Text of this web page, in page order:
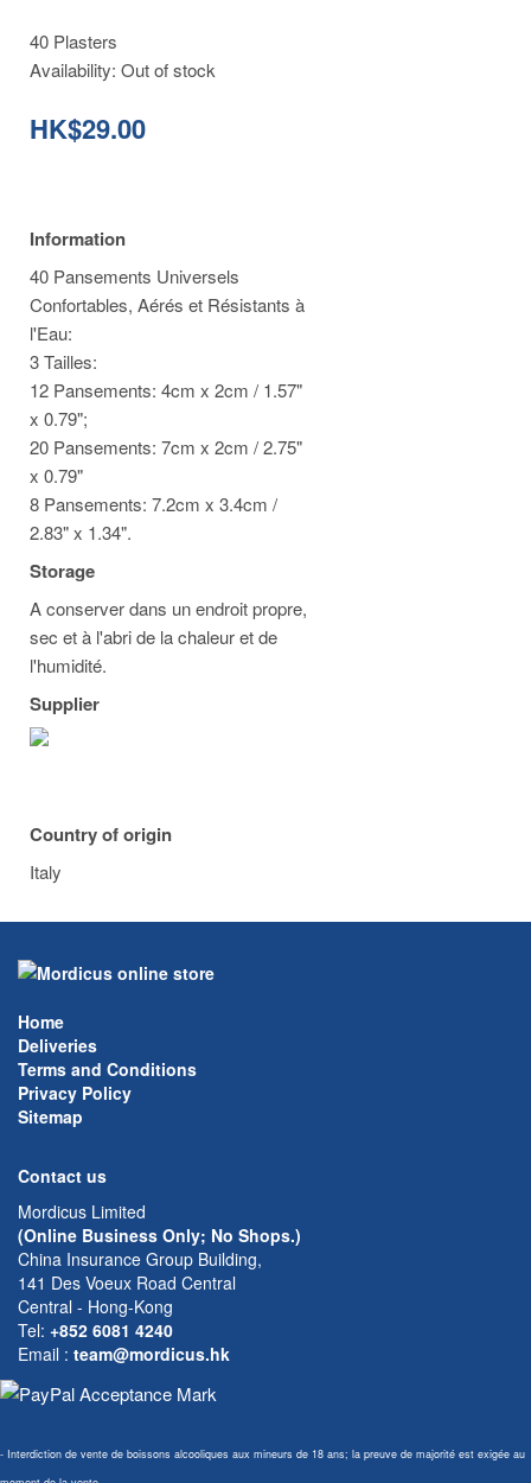
40 Plasters
Availability: Out of stock
HK$29.00
Information
40 Pansements Universels
Confortables, Aérés et Résistants à
l'Eau:
3 Tailles:
12 Pansements: 4cm x 2cm / 1.57"
x 0.79";
20 Pansements: 7cm x 2cm / 2.75"
x 0.79"
8 Pansements: 7.2cm x 3.4cm /
2.83" x 1.34".
Storage
A conserver dans un endroit propre,
sec et à l'abri de la chaleur et de
l'humidité.
Supplier
Country of origin
Italy
Home
Deliveries
Terms and Conditions
Privacy Policy
Sitemap
Contact us
Mordicus Limited
(Online Business Only; No Shops.)
China Insurance Group Building,
141 Des Voeux Road Central
Central - Hong-Kong
Tel: +852 6081 4240
Email : team@mordicus.hk
- Interdiction de vente de boissons alcooliques aux mineurs de 18 ans; la preuve de majorité est exigée au